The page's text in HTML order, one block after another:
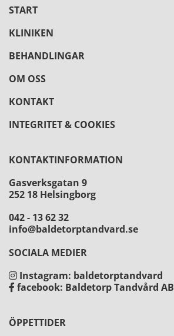
START
KLINIKEN
BEHANDLINGAR
OM OSS
KONTAKT
INTEGRITET & COOKIES
KONTAKTINFORMATION
Gasverksgatan 9
252 18 Helsingborg
042 - 13 62 32
info@baldetorptandvard.se
SOCIALA MEDIER
 Instagram: baldetorptandvard
 facebook: Baldetorp Tandvård AB
ÖPPETTIDER